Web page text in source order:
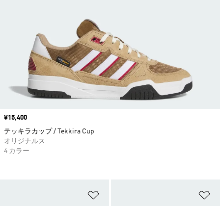
価格
¥15,400
テッキラカップ / Tekkira Cup
オリジナルス
4 カラー